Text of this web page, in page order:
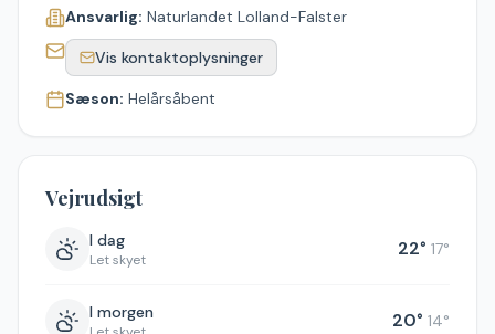
Ansvarlig: Naturlandet Lolland-Falster
Vis kontaktoplysninger
Sæson: Helårsåbent
Vejrudsigt
I dag
Let skyet 22° 17°
I morgen 20° 14°